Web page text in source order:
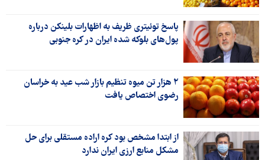
پاسخ توئیتری ظریف به اظهارات بلینکن درباره
پول‌های بلوکه شده ایران در کره جنوبی
۲ هزار تن میوه تنظیم بازار شب عید به خراسان
رضوی اختصاص یافت
از ابتدا مشخص بود کره اراده مستقلی برای حل
مشکل منابع ارزی ایران ندارد